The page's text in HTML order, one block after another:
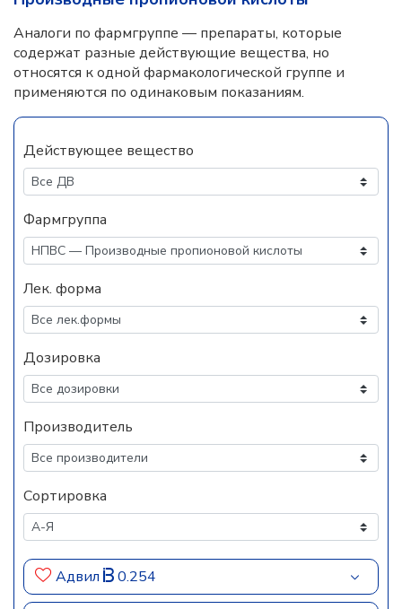
Аналоги по фармгруппе — препараты, которые
содержат разные действующие вещества, но
относятся к одной фармакологической группе и
применяются по одинаковым показаниям.
Действующее вещество
Фармгруппа
Лек. форма
Дозировка
Производитель
Сортировка
Адвил 0.254